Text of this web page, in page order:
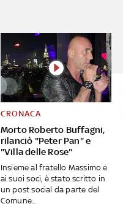
Morto Roberto Buffagni,
rilanciò "Peter Pan" e
"Villa delle Rose"
CRONACA
Insieme al fratello Massimo e
ai suoi soci, è stato scritto in
un post social da parte del
Comune...